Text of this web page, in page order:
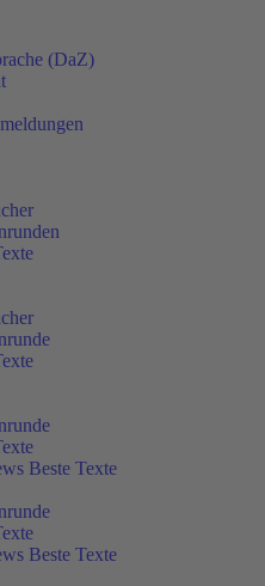
(DaZ)
Beste Texte
Beste Texte